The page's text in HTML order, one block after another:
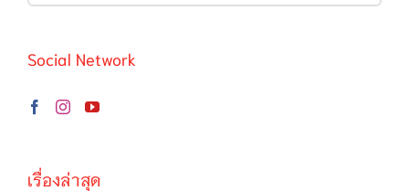
Social Network
เรื่องล่าสุด